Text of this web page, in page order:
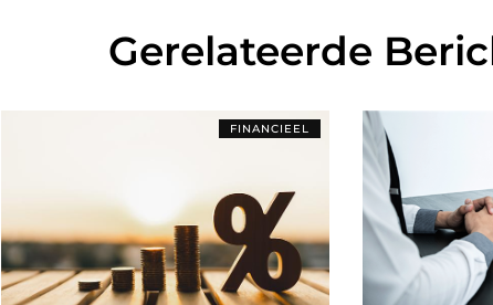
Gerelateerde
FINANCIEEL